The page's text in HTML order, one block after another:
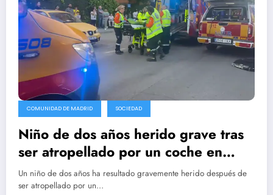
COMUNIDAD DE MADRID SOCIEDAD
Niño de dos años herido grave tras
ser atropellado por un coche en
Latina
Un niño de dos años ha resultado gravemente herido después de
ser atropellado por un…